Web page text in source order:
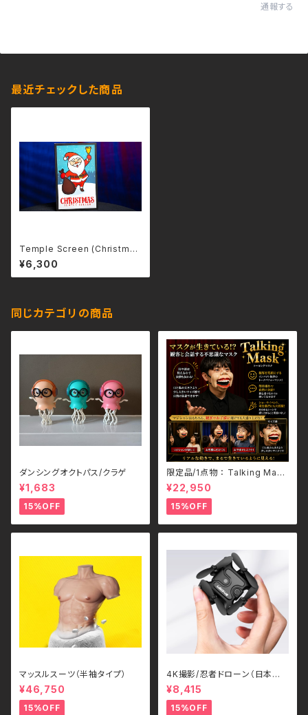
通報する
最近チェックした商品
Temple Screen (Christma
s)（テンプルスクリーン クリスマ
ス） by Murphys Magic
¥6,300
同じカテゴリの商品
ダンシングオクトパス/クラゲ
¥1,683
15%OFF
限定品/1点物 ： Talking Mas
k/トーキングマスク
¥22,950
15%OFF
マッスルスーツ（半袖タイプ）
¥46,750
15%OFF
4K撮影/忍者ドローン（日本語
解説書付き）
¥8,415
15%OFF